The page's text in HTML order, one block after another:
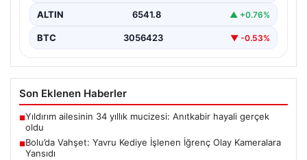
ALTIN 6541.8 ▲ +0.76%
BTC 3056423 ▼ -0.53%
Son Eklenen Haberler
■Yıldırım ailesinin 34 yıllık mucizesi: Anıtkabir hayali gerçek
oldu
■Bolu’da Vahşet: Yavru Kediye İşlenen İğrenç Olay Kameralara
Yansıdı